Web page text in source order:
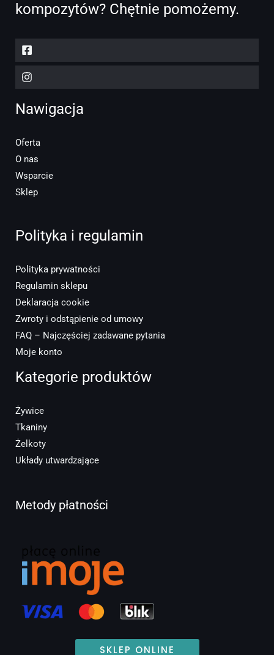
kompozytów? Chętnie pomożemy.
Nawigacja
Oferta
O nas
Wsparcie
Sklep
Polityka i regulamin
Polityka prywatności
Regulamin sklepu
Deklaracja cookie
Zwroty i odstąpienie od umowy
FAQ – Najczęściej zadawane pytania
Moje konto
Kategorie produktów
Żywice
Tkaniny
Żelkoty
Układy utwardzające
Metody płatności
SKLEP ONLINE